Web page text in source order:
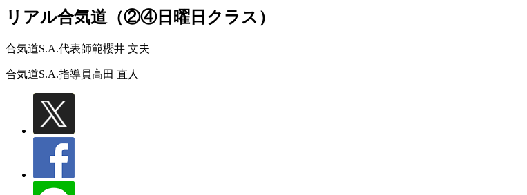
リアル合気道（②④日曜日クラス）
合気道S.A.代表師範櫻井 文夫
合気道S.A.指導員高田 直人